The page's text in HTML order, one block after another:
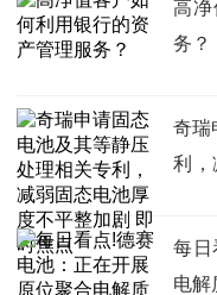
高净
务？
奇瑞
利，
每日
电解